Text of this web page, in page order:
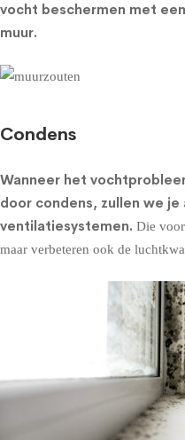
vocht beschermen met een
muur.
Condens
Wanneer het
door condens, zullen we je
ventilatiesystemen. Die
maar verbeteren ook de